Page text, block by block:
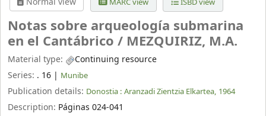
Notas sobre arqueología submarina
en el Cantábrico / MEZQUIRIZ, M.A.
Material type:
Continuing resource
Series: . 16 | Munibe
Publication details: Donostia : Aranzadi Zientzia Elkartea, 1964
Description: Páginas 024-041